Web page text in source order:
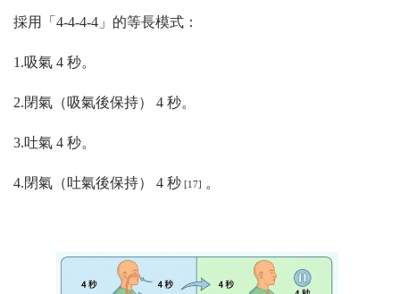
採用「4-4-4-4」的等長模式：
1.吸氣 4 秒。
2.閉氣（吸氣後保持） 4 秒。
3.吐氣 4 秒。
4.閉氣（吐氣後保持） 4 秒 [17] 。